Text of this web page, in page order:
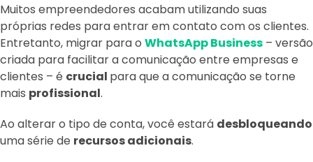
Muitos empreendedores acabam utilizando suas
próprias redes para entrar em contato com os clientes.
Entretanto, migrar para o WhatsApp Business – versão
criada para facilitar a comunicação entre empresas e
clientes – é crucial para que a comunicação se torne
mais profissional.
Ao alterar o tipo de conta, você estará desbloqueando
uma série de recursos adicionais.